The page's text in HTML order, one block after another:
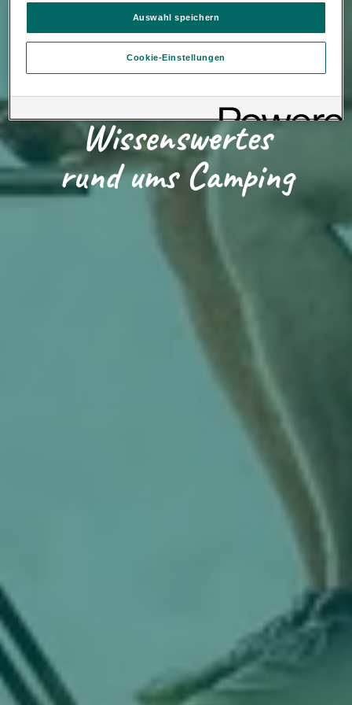
Wissenswertes
rund ums Camping
Loading...
verweigern oder zurückzuziehen.
Verantwortlich für diese Website und die Cookies ist die Porsche
Inter Auto GmbH & Co KG. Nähere Informationen über Cookies
finden Sie in der Cookie-Richtlinie oder in den Cookie-
Einstellungen. Sie finden die Cookie-Einstellungen am Ende der
einen von uns personalisierten Link auf unsere Website gelangen,
können Ihre erzeugten Daten, sofern Sie dem explizit zugestimmt
(„Cookies mit Marketingzwecke“) haben, von Ihrem zugeordneten
Händler bzw. im Falle eines Porsche Betriebs, Porsche Inter Auto
GmbH & Co KG, eingesehen werden.
Auswahl speichern
Cookie-Einstellungen